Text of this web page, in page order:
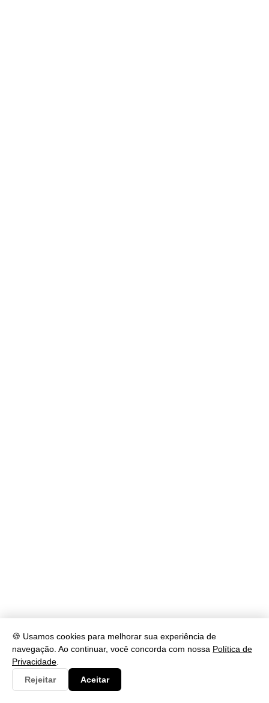
🍪 Usamos cookies para melhorar sua experiência de
navegação. Ao continuar, você concorda com nossa Política de
Privacidade
Rejeitar
Aceitar